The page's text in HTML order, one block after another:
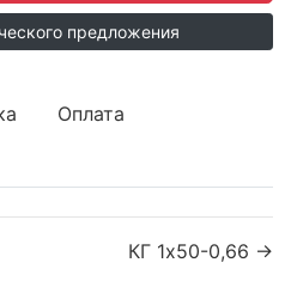
предложения
Оплата
КГ 1х50-0,66 →